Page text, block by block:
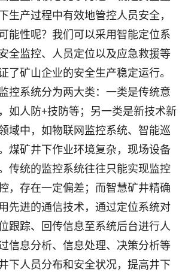
生产过程中有效地管控人员安全，
能性呢？我们可以采用智能定位系
全监控、人员定位以及应急救援等
了矿山企业的安全生产稳定运行。
控系统分为两大类：一类是传统意
如人防+技防等；另一类是新技术新
域中，如物联网监控系统、智能巡
煤矿井下作业环境复杂，现场设备
传统的监控系统往往只能实现监控
，存在一定偏差；而智慧矿井精确
先进的通信技术，通过定位系统对
跟踪、回传信息至系统后台进行人
信息分析、信息处理、决策分析等
下人员分布和安全状况，提高井下